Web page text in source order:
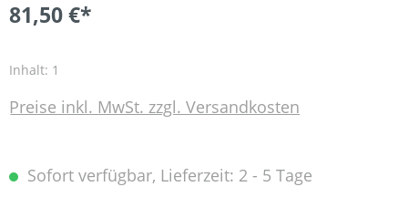
81,50 €*
Inhalt: 1
Preise inkl. MwSt. zzgl. Versandkosten
Sofort verfügbar, Lieferzeit: 2 - 5 Tage